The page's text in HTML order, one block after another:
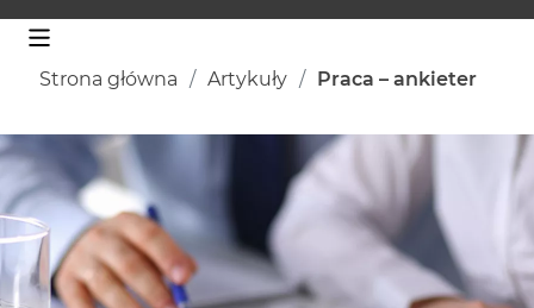
Strona główna Artykuły Praca – ankieter